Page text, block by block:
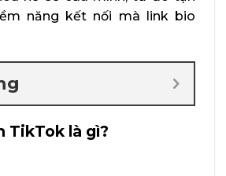
năng kết nối mà link bio
TikTok là gì?